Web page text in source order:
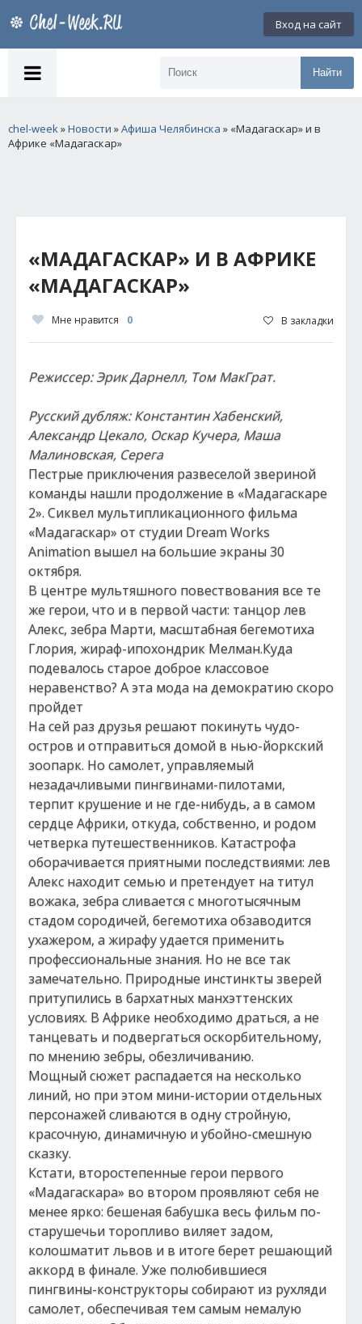
Вход на сайт
Найти
chel-week»Новости »Афиша Челябинска » «Мадагаскар» и в
Африке «Мадагаскар»
«МАДАГАСКАР» И В АФРИКЕ
«МАДАГАСКАР»
Мне нравится 0 В закладки
Режиссер: Эрик Дарнелл, Том МакГрат.
Русский дубляж: Константин Хабенский,
Александр Цекало, Оскар Кучера, Маша
Малиновская, Серега
Пестрые приключения развеселой звериной
команды нашли продолжение в «Мадагаскаре
2». Сиквел мультипликационного фильма
«Мадагаскар» от студии Dream Works
Animation вышел на большие экраны 30
октября.
В центре мультяшного повествования все те
же герои, что и в первой части: танцор лев
Алекс, зебра Марти, масштабная бегемотиха
Глория, жираф-ипохондрик Мелман.Куда
подевалось старое доброе классовое
неравенство? А эта мода на демократию скоро
пройдет
На сей раз друзья решают покинуть чудо-
остров и отправиться домой в нью-йоркский
зоопарк. Но самолет, управляемый
незадачливыми пингвинами-пилотами,
терпит крушение и не где-нибудь, а в самом
сердце Африки, откуда, собственно, и родом
четверка путешественников. Катастрофа
оборачивается приятными последствиями: лев
Алекс находит семью и претендует на титул
вожака, зебра сливается с многотысячным
стадом сородичей, бегемотиха обзаводится
ухажером, а жирафу удается применить
профессиональные знания. Но не все так
замечательно. Природные инстинкты зверей
притупились в бархатных манхэттенских
условиях. В Африке необходимо драться, а не
танцевать и подвергаться оскорбительному,
по мнению зебры, обезличиванию.
Мощный сюжет распадается на несколько
линий, но при этом мини-истории отдельных
персонажей сливаются в одну стройную,
красочную, динамичную и убойно-смешную
сказку.
Кстати, второстепенные герои первого
«Мадагаскара» во втором проявляют себя не
менее ярко: бешеная бабушка весь фильм по-
старушечьи торопливо виляет задом,
колошматит львов и в итоге берет решающий
аккорд в финале. Уже полюбившиеся
пингвины-конструкторы собирают из рухляди
самолет, обеспечивая тем самым немалую